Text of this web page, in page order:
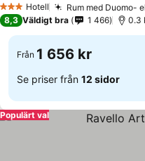
3 StjärnorHotell Rum med Duomo-
8,3 Väldigt bra 1 466 0.3
Från 1 656 kr
Se priser från 12 sidor
Populärt val